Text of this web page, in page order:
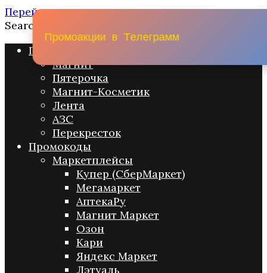
Перейти к содержанию
Search for:
Промо акции
Магнит
Пятерочка
Магнит-Косметик
Лента
АЗС
Перекресток
Промокоды
Маркетплейсы
Купер (СберМаркет)
Мегамаркет
АптекаРу
Магнит Маркет
Озон
Кари
Яндекс Маркет
Лэтуаль
Промоакции в Телеграмм